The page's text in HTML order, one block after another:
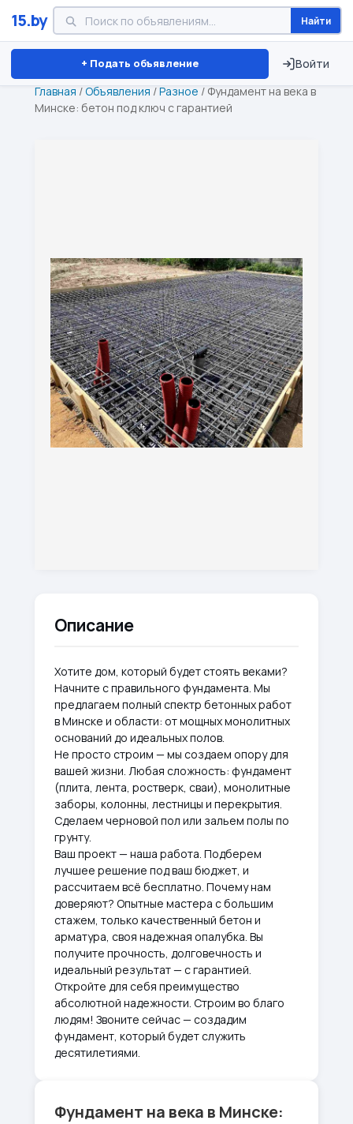
15.by Найти
+ Подать объявление Войти
Минск Витебск Брест ⏱ ТОЛЬКО 15 ДНЕЙ
Главная /Объявления /Разное / Фундамент на века в
Минске: бетон под ключ с гарантией
Описание
Хотите дом, который будет стоять веками?
Начните с правильного фундамента. Мы
предлагаем полный спектр бетонных работ
в Минске и области: от мощных монолитных
оснований до идеальных полов.
Не просто строим — мы создаем опору для
вашей жизни. Любая сложность: фундамент
(плита, лента, ростверк, сваи), монолитные
заборы, колонны, лестницы и перекрытия.
Сделаем черновой пол или зальем полы по
грунту.
Ваш проект — наша работа. Подберем
лучшее решение под ваш бюджет, и
рассчитаем всё бесплатно. Почему нам
доверяют? Опытные мастера с большим
стажем, только качественный бетон и
арматура, своя надежная опалубка. Вы
получите прочность, долговечность и
идеальный результат — с гарантией.
Откройте для себя преимущество
абсолютной надежности. Строим во благо
людям! Звоните сейчас — создадим
фундамент, который будет служить
десятилетиями.
Фундамент на века в Минске: